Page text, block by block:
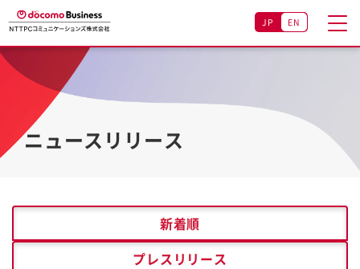
JP EN
ニュースリリース
新着順
プレスリリース